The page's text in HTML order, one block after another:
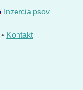
Inzercia psov
• Kontakt